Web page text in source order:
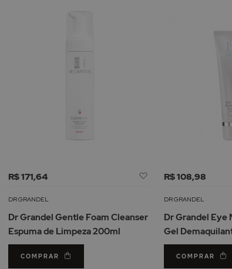
Adicionar
Lista
Desejos
R$ 171,64
Adicionar
Lista
Desejos
DR GRANDEL
Dr Grandel Gentle Foam Cleanser
Espuma de Limpeza 200ml
COMPRAR
R$ 108,98
DR GRANDEL
Dr Grandel Eye
Gel
COMPRAR